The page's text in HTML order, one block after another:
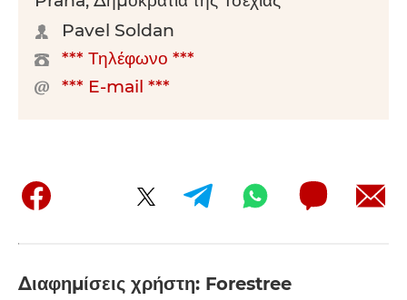
Pavel Soldan
*** Τηλέφωνο ***
*** E-mail ***
Διαφημίσεις χρήστη: Forestree